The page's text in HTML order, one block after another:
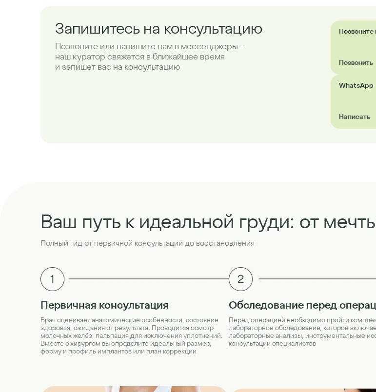
Запишитесь на консультацию
Позвоните или напишите нам в мессенджеры -
наш куратор свяжется в ближайшее время
и запишет вас на консультацию
Позвоните
Позвонить
WhatsApp
Написать
Ваш путь к идеальной груди: от
Полный гид от первичной консультации до восстановления
Первичная консультация
Врач оценивает анатомические особенности, состояние
здоровья, ожидания от результата. Проводится осмотр
молочных желёз, пальпация для исключения уплотнений.
Вместе с хирургом вы определите идеальный размер,
форму и профиль имплантов или план коррекции
Обследование перед
Перед операцией необходимо пройти
лабораторное обследование, которое
лабораторные анализы, инструментальные
консультации специалистов